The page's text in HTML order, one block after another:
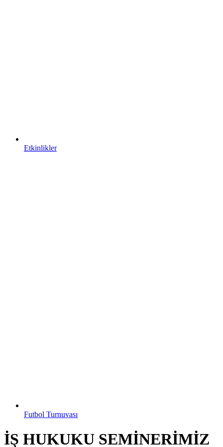
Etkinlikler
Futbol Turnuvası
İŞ HUKUKU SEMİNERİMİZ